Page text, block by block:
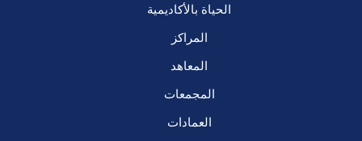
الحياة بالأكاديمية
المراكز
المعاهد
المجمعات
العمادات